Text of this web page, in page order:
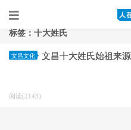
标签：十大姓氏
文昌文化 文昌十大姓氏始祖来源
阅读(2143)